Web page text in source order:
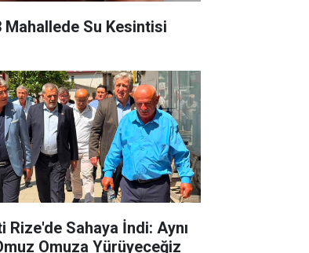
Mahallede Su Kesintisi
Rize'de Sahaya İndi: Aynı
Omuza Yürüyeceğiz